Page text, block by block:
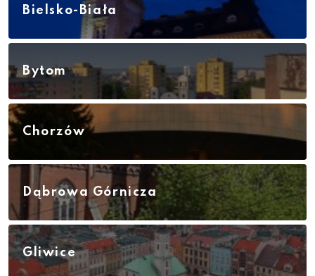
Bielsko-Biała
Bytom
Chorzów
Dąbrowa Górnicza
Gliwice